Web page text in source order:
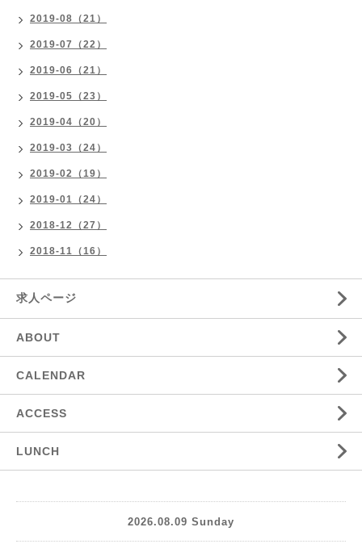
2019-08（21）
2019-07（22）
2019-06（21）
2019-05（23）
2019-04（20）
2019-03（24）
2019-02（19）
2019-01（24）
2018-12（27）
2018-11（16）
求人ページ
ABOUT
CALENDAR
ACCESS
LUNCH
2026.08.09 Sunday